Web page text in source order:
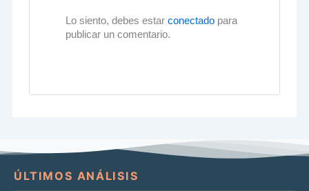
Lo siento, debes estar conectadopara
publicar un comentario.
ÚLTIMOS ANÁLISIS